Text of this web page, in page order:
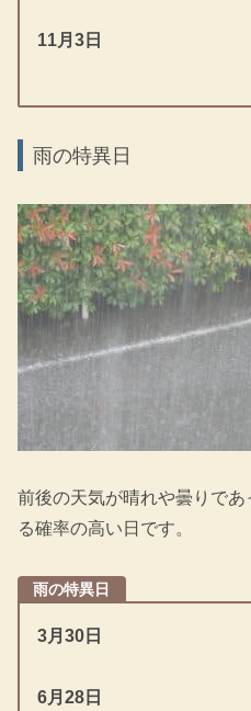
11月3日
雨の特異日
前後の天気が晴れや曇りで
る確率の高い日です。
雨の特異日
3月30日
6月28日